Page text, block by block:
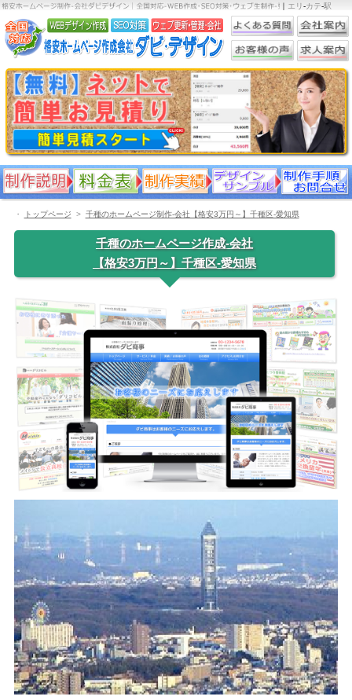
｜ エリ-カテ-駅
・ トップページ 千種のホームページ制作-会社【格安3万円～】千種区-愛知県
千種のホームページ作成-会社
【格安3万円～】千種区-愛知県